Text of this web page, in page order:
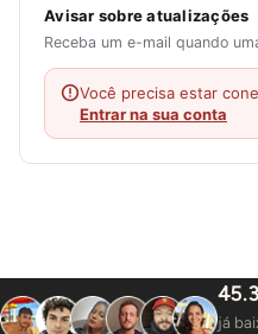
Avisar sobre atualizações
Receba um e-mail quando
Você precisa estar
Entrar na sua conta
já